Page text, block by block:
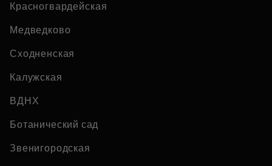
Красногвардейская
Медведково
Сходненская
Калужская
ВДНХ
Ботанический сад
Звенигородская